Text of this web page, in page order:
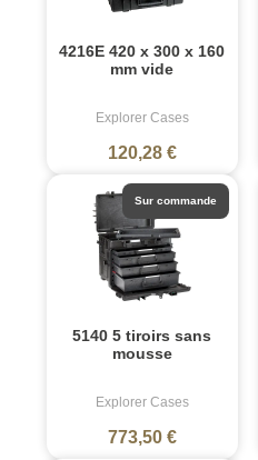
4216E 420 x 300 x 160
mm vide
Explorer Cases
120,28 €
5140 5 tiroirs sans
mousse
Explorer Cases
773,50 €
Sur commande